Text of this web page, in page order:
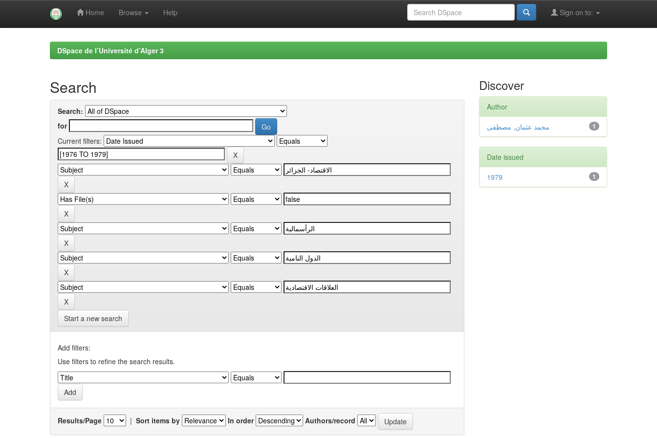
Home Browse Help Sign on to:
DSpace de l’Université d’Alger 3
Search
Search:
for
Current filters:
Start a new search
Add filters:
Use filters to refine the search results.
Results/Page | Sort items by In order Authors/record
Discover
Author
1 محمد عثمان, مصطفى
Date issued
1
1979